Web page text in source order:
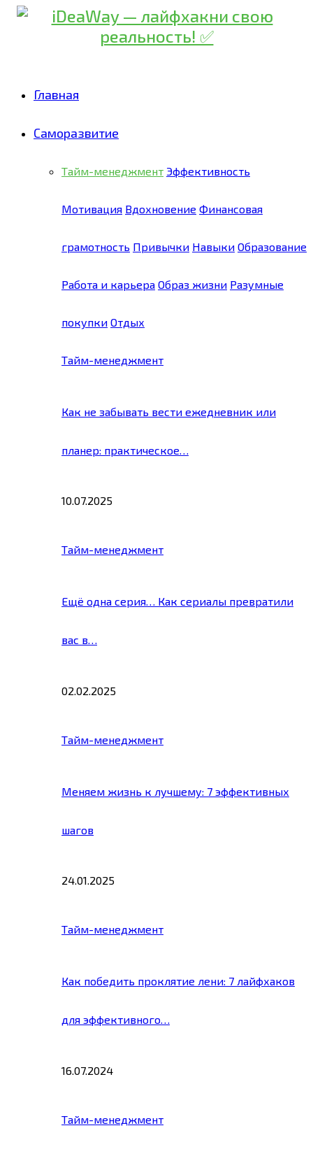
Главная
Саморазвитие
Тайм-менеджмент Эффективность
Мотивация Вдохновение Финансовая
грамотность Привычки Навыки Образование
Работа и карьера Образ жизни Разумные
покупки Отдых
Тайм-менеджмент
Как не забывать вести ежедневник или
планер: практическое…
10.07.2025
Тайм-менеджмент
Ещё одна серия… Как сериалы превратили
вас в…
02.02.2025
Тайм-менеджмент
Меняем жизнь к лучшему: 7 эффективных
шагов
24.01.2025
Тайм-менеджмент
Как победить проклятие лени: 7 лайфхаков
для эффективного…
16.07.2024
Тайм-менеджмент